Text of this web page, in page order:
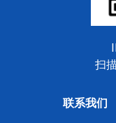
扫
联系我们